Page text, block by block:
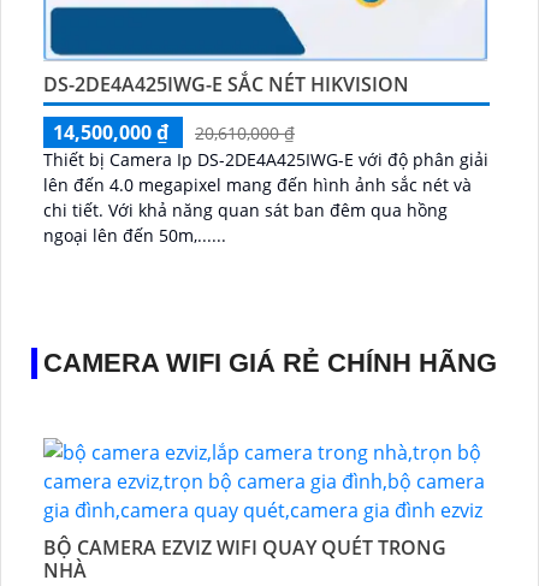
DS-2DE4A425IWG-E SẮC NÉT HIKVISION
14,500,000 ₫
20,610,000 ₫
Thiết bị Camera Ip DS-2DE4A425IWG-E với độ phân giải
lên đến 4.0 megapixel mang đến hình ảnh sắc nét và
chi tiết. Với khả năng quan sát ban đêm qua hồng
ngoại lên đến 50m,......
CAMERA WIFI GIÁ RẺ CHÍNH HÃNG
BỘ CAMERA EZVIZ WIFI QUAY QUÉT TRONG
NHÀ